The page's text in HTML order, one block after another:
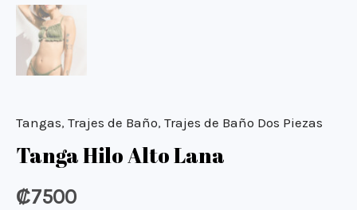
Tangas, Trajes de Baño, Trajes de Baño Dos Piezas
Tanga Hilo Alto Lana
₡7500